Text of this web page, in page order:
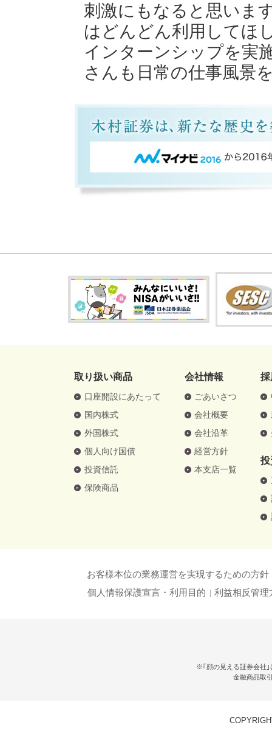
刺激にもなると思いま
はどんどん利用してほ
インターンシップを実
さんも日常の仕事風景
取り扱い商品
口座開設にあたって
国内株式
外国株式
個人向け国債
投資信託
保険商品
会社情報
ごあいさつ
会社概要
会社沿革
経営方針
本支店一覧
お客様本位の業務運営を実現するための方針
個人情報保護宣言・利用目的
利益相反管理
※｢顔の見える証券会社｣
金融商品取